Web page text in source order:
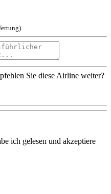
Sie diese Airline weiter?
ich gelesen und akzeptiere